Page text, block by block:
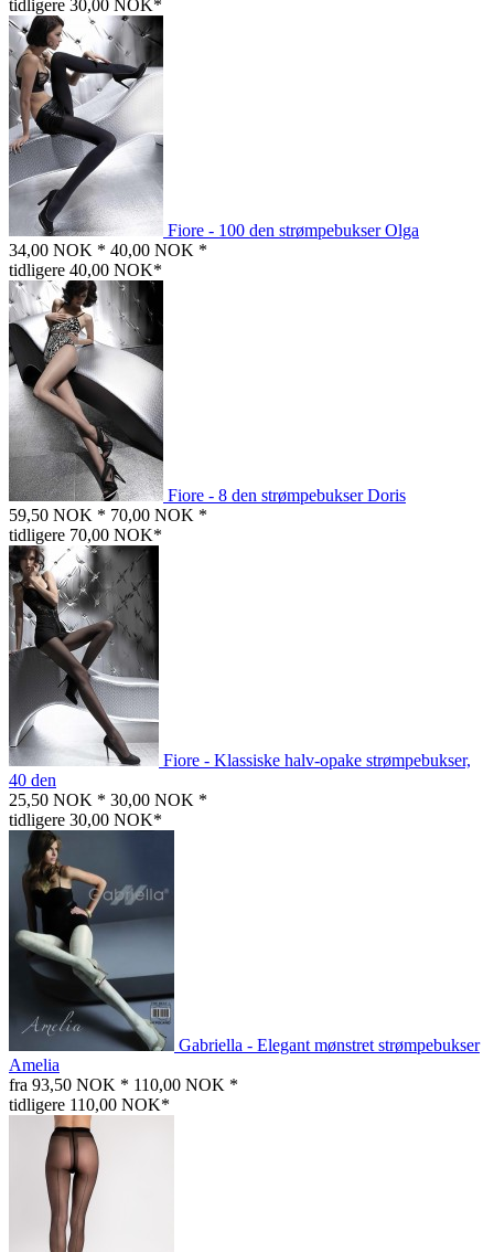
tidligere 30,00 NOK*
Fiore - 100 den strømpebukser Olga
34,00 NOK * 40,00 NOK *
tidligere 40,00 NOK*
Fiore - 8 den strømpebukser Doris
59,50 NOK * 70,00 NOK *
tidligere 70,00 NOK*
Fiore - Klassiske halv-opake strømpebukser,
40 den
25,50 NOK * 30,00 NOK *
tidligere 30,00 NOK*
Gabriella - Elegant mønstret strømpebukser
Amelia
fra 93,50 NOK * 110,00 NOK *
tidligere 110,00 NOK*